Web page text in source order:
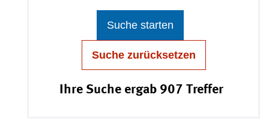
Suche starten
Suche zurücksetzen
Ihre Suche ergab 907 Treffer